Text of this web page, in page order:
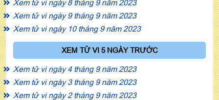
Xem tử vi ngày 8 tháng 9 năm 2023
Xem tử vi ngày 9 tháng 9 năm 2023
Xem tử vi ngày 10 tháng 9 năm 2023
XEM TỬ VI 5 NGÀY TRƯỚC
Xem tử vi ngày 4 tháng 9 năm 2023
Xem tử vi ngày 3 tháng 9 năm 2023
Xem tử vi ngày 2 tháng 9 năm 2023